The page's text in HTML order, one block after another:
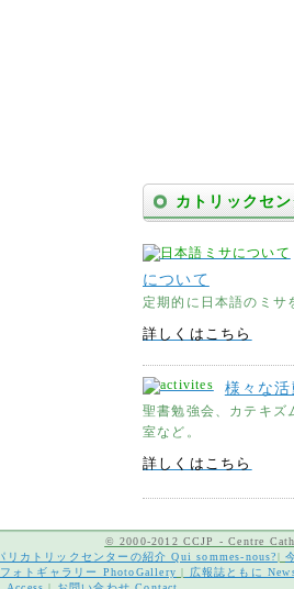
カトリックセ
について
定期的に日本語のミサ
詳しくはこちら
様々な
聖書勉強会、カテキズ
室など。
詳しくはこちら
© 2000-2012 CCJP - Centre
リカトリックセンターの紹介 Qui sommes-nous?|
フォトギャラリー PhotoGallery |
広報誌ともに